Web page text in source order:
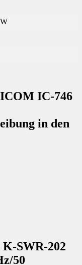
IC-746
in den
K-SWR-202
50